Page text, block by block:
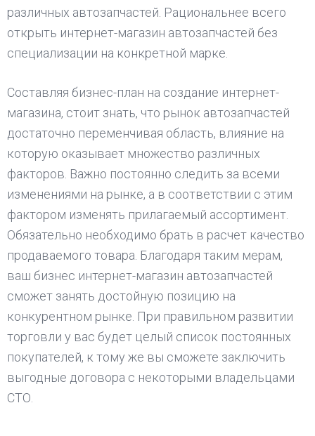
различных автозапчастей. Рациональнее всего
открыть интернет-магазин автозапчастей без
специализации на конкретной марке.
Составляя бизнес-план на создание интернет-
магазина, стоит знать, что рынок автозапчастей
достаточно переменчивая область, влияние на
которую оказывает множество различных
факторов. Важно постоянно следить за всеми
изменениями на рынке, а в соответствии с этим
фактором изменять прилагаемый ассортимент.
Обязательно необходимо брать в расчет качество
продаваемого товара. Благодаря таким мерам,
ваш бизнес интернет-магазин автозапчастей
сможет занять достойную позицию на
конкурентном рынке. При правильном развитии
торговли у вас будет целый список постоянных
покупателей, к тому же вы сможете заключить
выгодные договора с некоторыми владельцами
СТО.